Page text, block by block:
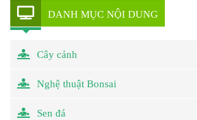
DANH MỤC NỘI DUNG
Cây cảnh
Nghệ thuật Bonsai
Sen đá